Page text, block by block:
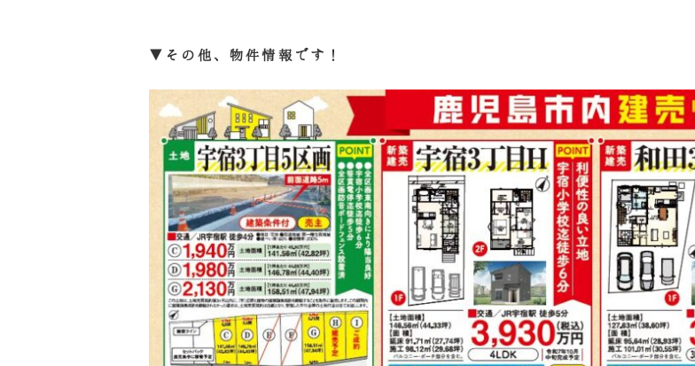
▼その他、物件情報です！